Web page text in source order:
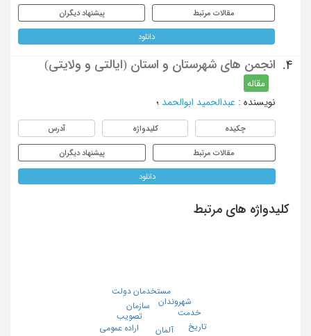
مقالات مرتبط پیشنهاد دیگران
دانلود
4. انجمن های شهرستان و استان (ایالتی و ولایتی)
مقاله
نویسنده : عبدالحمید ابوالحمد ؛
چکیده کلیدواژه آدرس
مقالات مرتبط پیشنهاد دیگران
دانلود
کلیدواژه های مرتبط
آلمان اراده عمومی تاریخ
تصویب خدمت
سازمان شهروندان
مستخدمان دولت